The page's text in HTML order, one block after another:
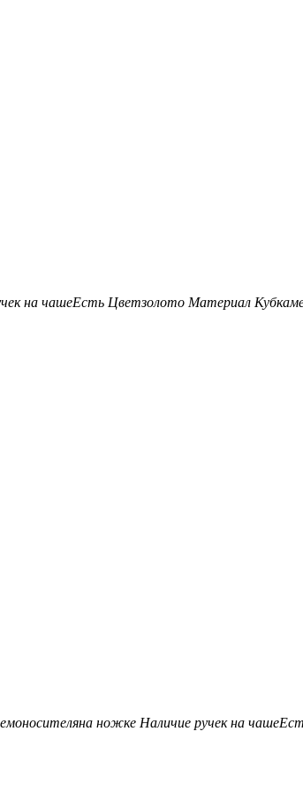
на чашеЕсть Цветзолото Материал Кубка
на ножке Наличие ручек на чаше